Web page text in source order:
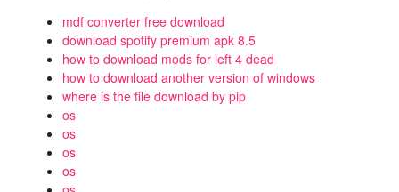
mdf converter free download
download spotify premium apk 8.5
how to download mods for left 4 dead
how to download another version of windows
where is the file download by pip
os
os
os
os